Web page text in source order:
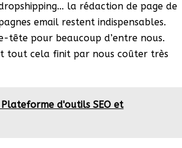
la rédaction de page de
email restent indispensables.
tête pour beaucoup d’entre nous.
tout cela finit par nous coûter très
d'outils SEO et